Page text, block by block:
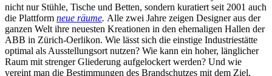
nicht nur Stühle, Tische und Betten, sondern kuratiert seit 2001 auch
die Plattform neue räume. Alle zwei Jahre zeigen Designer aus der
ganzen Welt ihre neuesten Kreationen in den ehemaligen Hallen der
ABB in Zürich-Oerlikon. Wie lässt sich die einstige Industriestätte
optimal als Ausstellungsort nutzen? Wie kann ein hoher, länglicher
Raum mit strenger Gliederung aufgelockert werden? Und wie
vereint man die Bestimmungen des Brandschutzes mit dem Ziel,